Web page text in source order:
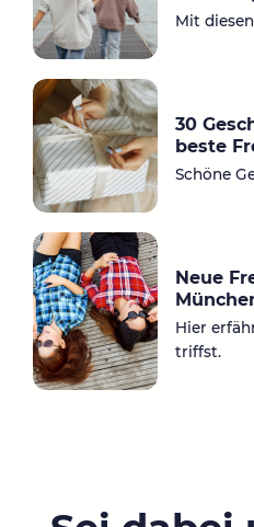
Mit
30
beste
Schöne
Neue
Hier
triffst.